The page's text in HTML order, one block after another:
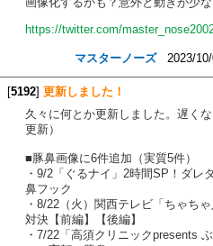
https://twitter.com/
マスターノーズ2023/10/
[5192] 更新しました！
久々に何とか更新しました。遅く
更新）
■豚鼻画像に6件追加（実質5件）
・9/2「ぐるナイ」2時間SP！ダレ
鼻フック
・8/22（火）関西テレビ「ちゃち
対決【前編】【後編】
・7/22「高須クリニックpresents